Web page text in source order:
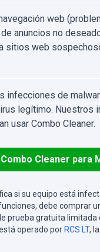
web
anuncios no
sitios web
infecciones de
legítimo. Nuestros
usar Combo Cleaner.
Cleaner para
si su equipo está
debe comprar
prueba gratuita limitada
operado por RCS LT,